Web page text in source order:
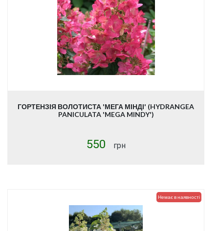
ГОРТЕНЗІЯ ВОЛОТИСТА 'МЕГА МІНДІ' (HYDRANGEA
PANICULATA 'MEGA MINDY')
550 грн
Немає в наявності